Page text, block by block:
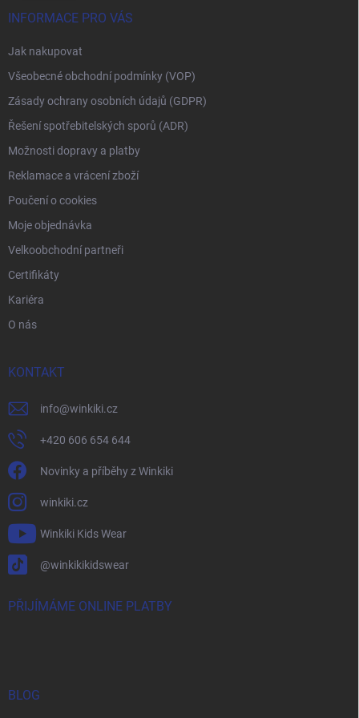
INFORMACE PRO VÁS
Jak nakupovat
Všeobecné obchodní podmínky (VOP)
Zásady ochrany osobních údajů (GDPR)
Řešení spotřebitelských sporů (ADR)
Možnosti dopravy a platby
Reklamace a vrácení zboží
Poučení o cookies
Moje objednávka
Velkoobchodní partneři
Certifikáty
Kariéra
O nás
KONTAKT
info@winkiki.cz
+420 606 654 644
Novinky a příběhy z Winkiki
winkiki.cz
Winkiki Kids Wear
@winkikikidswear
PŘIJÍMÁME ONLINE PLATBY
BLOG